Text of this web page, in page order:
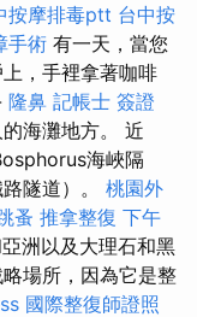
按摩排毒ptt 台中按
手術 有一天，當您
，手裡拿著咖啡
隆鼻 記帳士 簽證
海灘地方。 近
海峽隔
隧道）。 桃園外
蚤 推拿整復 下午
洲以及大理石和黑
場所，因為它是整
國際整復師證照